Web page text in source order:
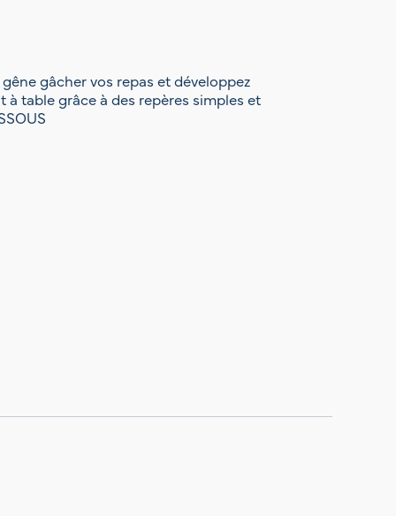
gâcher vos repas et développez
table grâce à des repères simples et